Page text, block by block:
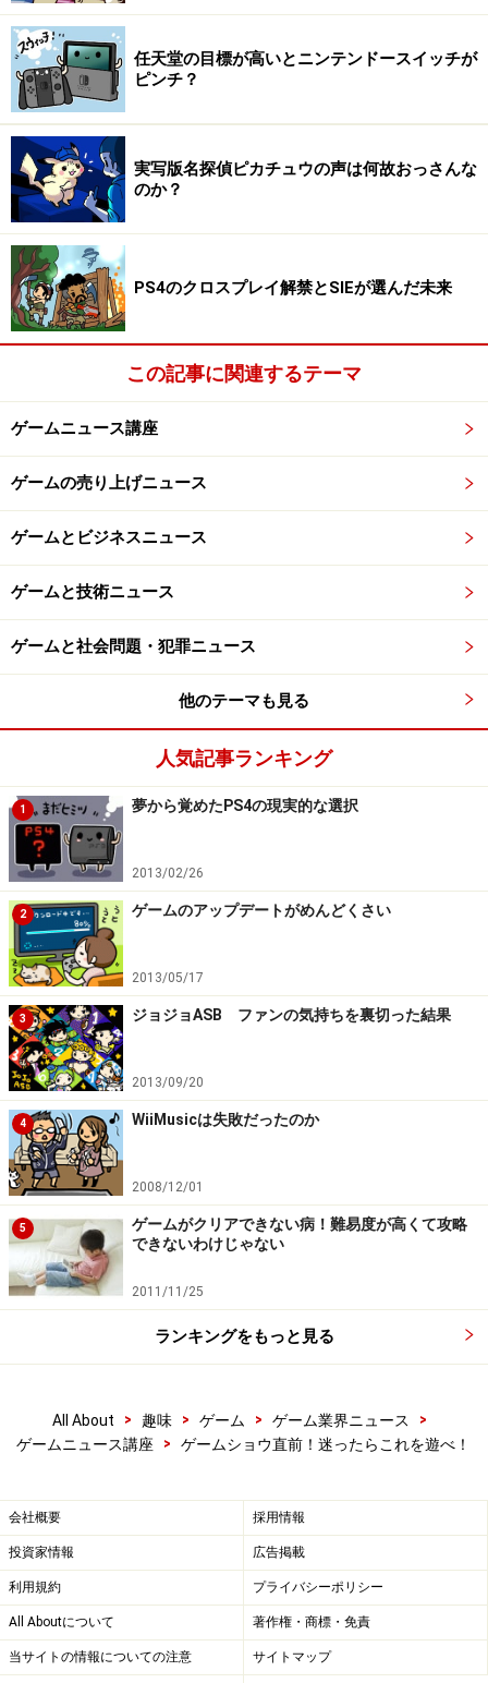
もしれません。しかし、このKinectアドベンチャーは急
流下りをするボートの上で体を傾けたり、ジャンプした
り、あるいはレールに沿って進むカートの上で障害物を
しゃがんで避けたり、横に飛び跳ねたり、Kinectならで
はのダイナミックな遊びが楽しめます。また、2人プレ
イだと楽しさ倍増。友達同士でプレイしている様子が
Kinectのカメラで撮影される、なんて機能もありますか
ら、必死にジャンプした場面がでてきたりすると、思わ
ず笑ってしまいます。
Kinect用タイトルは多数が出展されますが、まず、
Kinectを生かしたゲームを試してみたいと思う方は、
Kinectアドベンチャー！がオススメです。
次は、PlayStation3Moveモーションコントローラー（以
一押しのゲームをご紹介したいと思います。
※記事内容は執筆時点のものです。最新の内容をご確認くださ
い。
任天堂の目標が高いとニンテンドースイッチが
ピンチ？
実写版名探偵ピカチュウの声は何故おっさんな
のか？
PS4のクロスプレイ解禁とSIEが選んだ未来
この記事に関連するテーマ
ゲームニュース講座
ゲームの売り上げニュース
ゲームとビジネスニュース
ゲームと技術ニュース
ゲームと社会問題・犯罪ニュース
他のテーマも見る
人気記事ランキング
1 夢から覚めたPS4の現実的な選択
2013/02/26
2 ゲームのアップデートがめんどくさい
2013/05/17
3 ジョジョASB ファンの気持ちを裏切った結果
2013/09/20
4 WiiMusicは失敗だったのか
2008/12/01
5
ゲームがクリアできない病！難易度が高くて攻略
できないわけじゃない
2011/11/25
ランキングをもっと見る
All About > 趣味 > ゲーム > ゲーム業界ニュース
>
ゲームニュース講座
> ゲームショウ直前！迷ったらこれを遊べ！
会社概要 採用情報
投資家情報 広告掲載
利用規約 プライバシーポリシー
All Aboutについて 著作権・商標・免責
当サイトの情報についての注意 サイトマップ